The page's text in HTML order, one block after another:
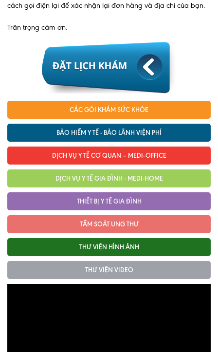
Răng Hàm Mặt
Tai Mũi Họng
Vật lý trị liệu hồi phục chức năng
Xét nghiệm
Xét nghiệm sàng lọc NIPT
Chẩn đoán hình ảnh
Nội soi tiêu hóa
Các gói khám sức khỏe
Gói khám tầm soát ung thư sớm
Dịch vụ ưu đãi đặc biệt
Bác sĩ online - Tư vấn từ xa
Bác sĩ gia đình chăm sóc y tế 24/7
cách gọi điện lại để xác nhận lại đơn hàng và địa chỉ của bạn.
Trân trọng cảm ơn.
CÁC GÓI KHÁM SỨC KHỎE
BẢO HIỂM Y TẾ - BẢO LÃNH VIỆN PHÍ
DỊCH VỤ Y TẾ CƠ QUAN – MEDI-OFFICE
DỊCH VỤ Y TẾ GIA ĐÌNH - MEDI-HOME
THIẾT BỊ Y TẾ GIA ĐÌNH
TẦM SOÁT UNG THƯ
THƯ VIỆN HÌNH ẢNH
THƯ VIỆN VIDEO